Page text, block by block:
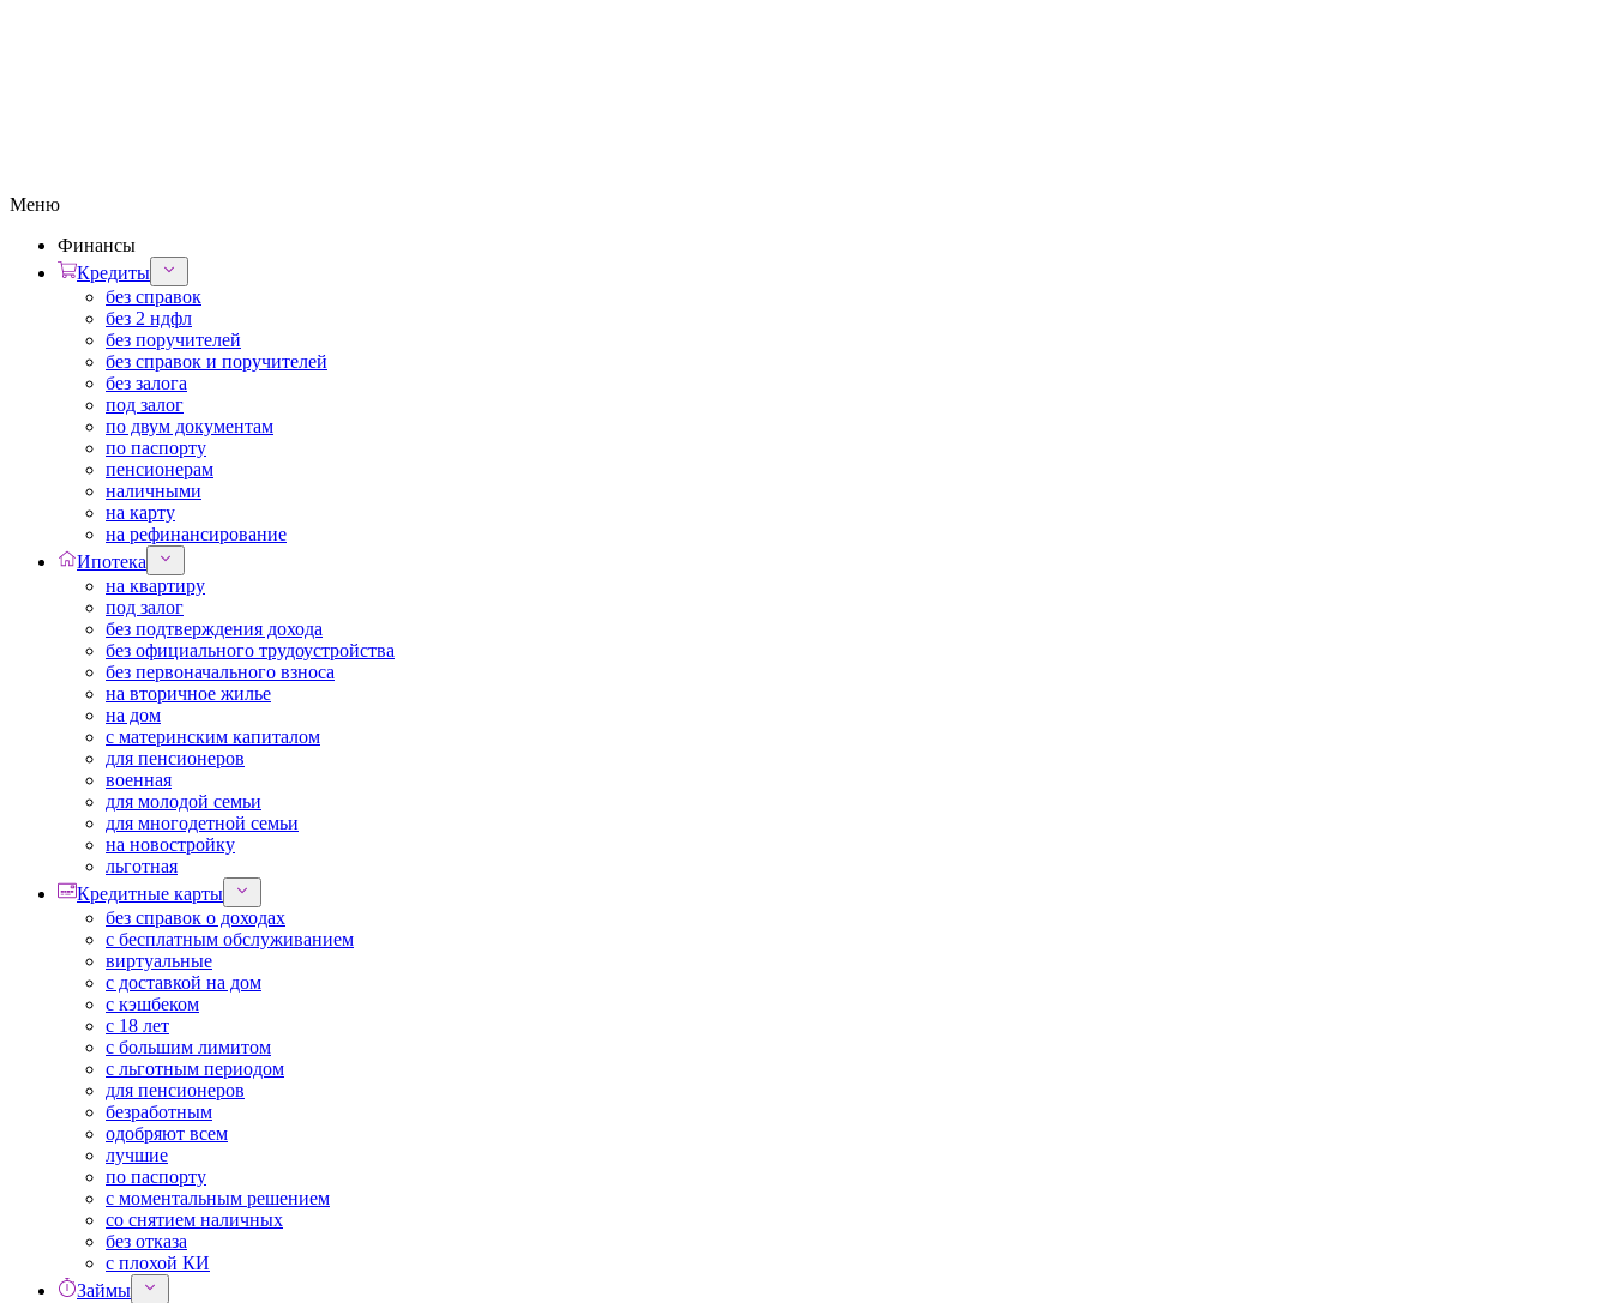
Меню
Финансы
Кредиты
без справок
без 2 ндфл
без поручителей
без справок и поручителей
без залога
под залог
по двум документам
по паспорту
пенсионерам
наличными
на карту
на рефинансирование
Ипотека
на квартиру
под залог
без подтверждения дохода
без официального трудоустройства
без первоначального взноса
на вторичное жилье
на дом
с материнским капиталом
для пенсионеров
военная
для молодой семьи
для многодетной семьи
на новостройку
льготная
Кредитные карты
без справок о доходах
с бесплатным обслуживанием
виртуальные
с доставкой на дом
с кэшбеком
с 18 лет
с большим лимитом
с льготным периодом
для пенсионеров
безработным
одобряют всем
лучшие
по паспорту
с моментальным решением
со снятием наличных
без отказа
с плохой КИ
Займы